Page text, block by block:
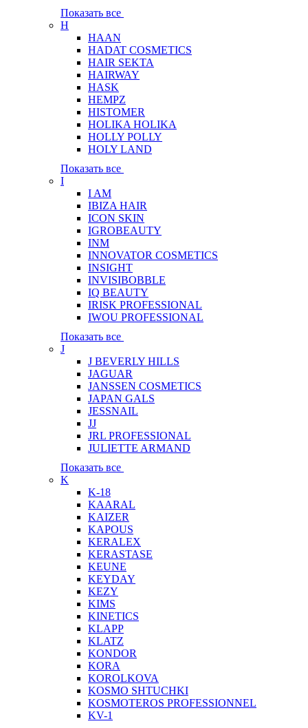
Показать все
H
HAAN
HADAT COSMETICS
HAIR SEKTA
HAIRWAY
HASK
HEMPZ
HISTOMER
HOLIKA HOLIKA
HOLLY POLLY
HOLY LAND
Показать все
I
I AM
IBIZA HAIR
ICON SKIN
IGROBEAUTY
INM
INNOVATOR COSMETICS
INSIGHT
INVISIBOBBLE
IQ BEAUTY
IRISK PROFESSIONAL
IWOU PROFESSIONAL
Показать все
J
J BEVERLY HILLS
JAGUAR
JANSSEN COSMETICS
JAPAN GALS
JESSNAIL
JJ
JRL PROFESSIONAL
JULIETTE ARMAND
Показать все
K
K-18
KAARAL
KAIZER
KAPOUS
KERALEX
KERASTASE
KEUNE
KEYDAY
KEZY
KIMS
KINETICS
KLAPP
KLATZ
KONDOR
KORA
KOROLKOVA
KOSMO SHTUCHKI
KOSMOTEROS PROFESSIONNEL
KV-1